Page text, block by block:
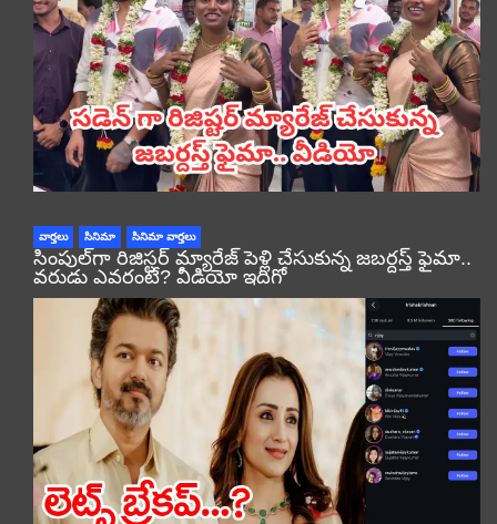
వార్తలు సినిమా సినిమా వార్తలు
సింపుల్‌గా రిజిస్టర్‌ మ్యారేజ్ పెళ్లి చేసుకున్న జబర్దస్త్ ఫైమా..
వరుడు ఎవరంటే? వీడియో ఇదిగో